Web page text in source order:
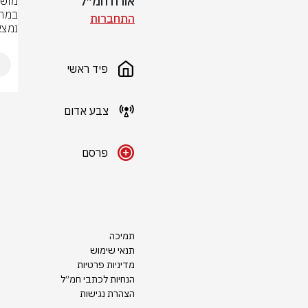
התחברות
פיד ראשי
צבע אדום
פרסם
תמיכה
תנאי שימוש
מדיניות פרטיות
הנחיות לכתבי חמ״ל
הצהרת נגישות